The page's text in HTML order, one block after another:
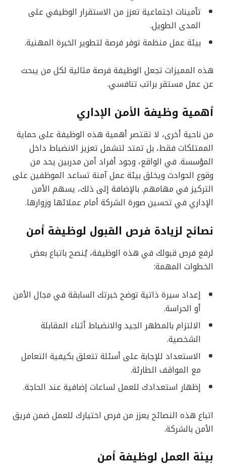
تأمينات اجتماعية تعزز من الاستقرار الوظيفي على
المدى الطويل.
بيئة عمل منظمة توفر فرصة لتطوير الخبرة المهنية.
هذه المميزات تجعل الوظيفة فرصة مثالية لكل من يبحث
عن عمل مستقر براتب تنافسي.
أهمية وظيفة الأمن الإداري
من ناحية أخرى، لا تقتصر أهمية هذه الوظيفة على حماية
الممتلكات فقط، بل تمتد لتشمل تعزيز الانضباط داخل
المؤسسة. في الواقع، وجود أفراد أمن مدربين يحد من
وقوع الحوادث ويخلق بيئة عمل آمنة تساعد الموظفين على
التركيز في مهامهم. بالإضافة إلى ذلك، يسهم الأمن
الإداري في تحسين صورة الشركة أمام عملائها وزوارها.
نصائح لزيادة فرص القبول لوظيفة أمن
لرفع فرص قبولك في هذه الوظيفة، يُنصح باتباع بعض
الخطوات المهمة:
إعداد سيرة ذاتية توضح خبرتك السابقة في مجال الأمن
أو الحراسة.
الالتزام بالمظهر الجيد والانضباط أثناء المقابلة
الشخصية.
الاستعداد للإجابة على أسئلة تتعلق بكيفية التعامل
مع المواقف الطارئة.
إظهار استعدادك للعمل لساعات إضافية عند الحاجة.
اتباع هذه النصائح يعزز من فرص اختيارك للعمل ضمن فريق
الأمن بالشركة.
بيئة العمل لوظيفة أمن